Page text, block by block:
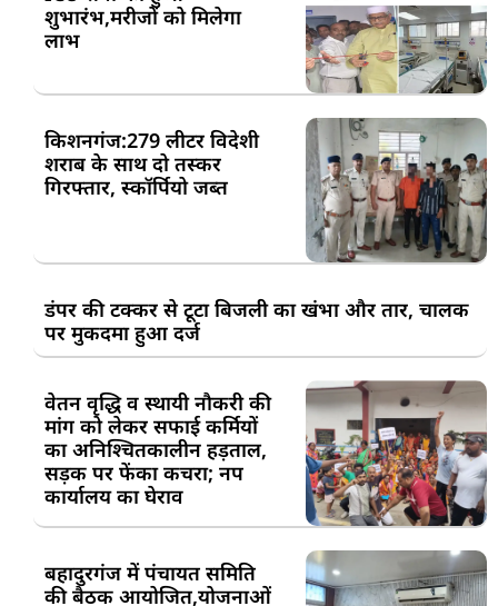
शुभारंभ,मरीजों को मिलेगा
लाभ
किशनगंज:279 लीटर विदेशी
शराब के साथ दो तस्कर
गिरफ्तार, स्कॉर्पियो जब्त
डंपर की टक्कर से टूटा बिजली का खंभा और तार, चालक
पर मुकदमा हुआ दर्ज
वेतन वृद्धि व स्थायी नौकरी की
मांग को लेकर सफाई कर्मियों
का अनिश्चितकालीन हड़ताल,
सड़क पर फेंका कचरा; नप
कार्यालय का घेराव
बहादुरगंज में पंचायत समिति
की बैठक आयोजित,योजनाओं